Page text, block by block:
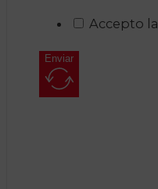
Accepto la
Enviar